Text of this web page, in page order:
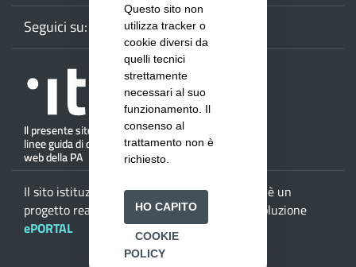
Seguici su: WebmailFacebook
Youtube
Il sito istituzionale dellaProvincia di Salerno
è un
progetto realizzato daISWEB S.p.A.
con la soluzione
ePORTAL
Questo sito non
utilizza tracker o
cookie diversi da
quelli tecnici
strettamente
necessari al suo
funzionamento. Il
consenso al
trattamento non è
richiesto.
HO CAPITO
COOKIE
POLICY